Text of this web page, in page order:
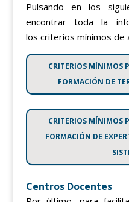
Pulsando en los
encontrar toda la
los criterios mínimos de
CRITERIOS MÍNIMOS
FORMACIÓN DE
CRITERIOS MÍNIMOS
FORMACIÓN DE
Centros Docentes